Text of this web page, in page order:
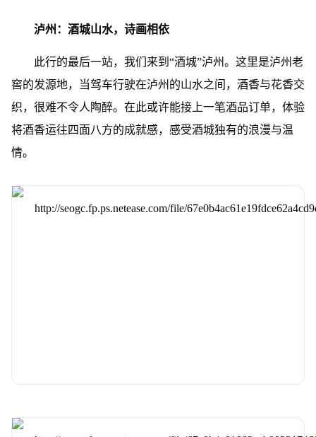
泸州：酒城山水，诗画相依
此行的最后一站，我们来到“酒城”泸州。这里是泸州老
窖的发源地，当驾车行驶在泸州的山水之间，酒香与花香交
织，很难不令人陶醉。在此或许能接上一笔酒品订单，体验
将酒香运往四面八方的成就感，感受酒城独有的浪漫与温
情。